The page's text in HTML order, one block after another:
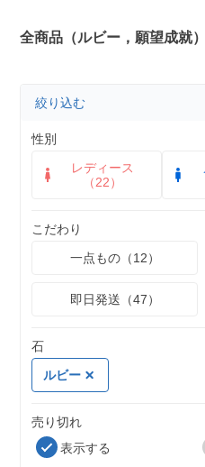
全商品（ルビー，願望成就）
絞り込む
性別
レディース
（22）
こだわり
一点もの（12）
即日発送（47）
石
ルビー
売り切れ
表示する